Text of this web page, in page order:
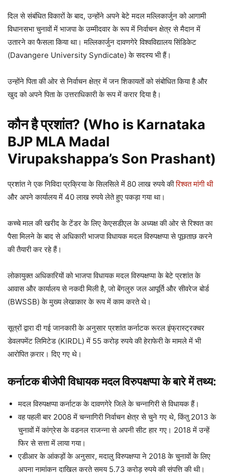
दिल से संबंधित विकारों के बाद, उन्होंने अपने बेटे मदल मल्लिकार्जुन को आगामी
विधानसभा चुनावों में भाजपा के उम्मीदवार के रूप में निर्वाचन क्षेत्र से मैदान में
उतारने का फैसला किया था। मल्लिकार्जुन दावणगेरे विश्वविद्यालय सिंडिकेट
(Davangere University Syndicate) के सदस्य भी हैं।
उन्होंने पिता की ओर से निर्वाचन क्षेत्र में जन शिकायतों को संबोधित किया है और
खुद को अपने पिता के उत्तराधिकारी के रूप में करार दिया है।
कौन है प्रशांत? (Who is Karnataka
BJP MLA Madal
Virupakshappa’s Son Prashant)
प्रशांत ने एक निविदा प्रक्रिया के सिलसिले में 80 लाख रुपये कीरिश्वत मांगी थी
और अपने कार्यालय में 40 लाख रुपये लेते हुए पकड़ा गया था।
कच्चे माल की खरीद के टेंडर के लिए केएसडीएल के अध्यक्ष की ओर से रिश्वत का
पैसा मिलने के बाद से अधिकारी भाजपा विधायक मदल विरुपक्षप्पा से पूछताछ करने
की तैयारी कर रहे हैं।
लोकायुक्त अधिकारियों को भाजपा विधायक मदल विरुपक्षप्पा के बेटे प्रशांत के
आवास और कार्यालय से नकदी मिली है, जो बेंगलुरु जल आपूर्ति और सीवरेज बोर्ड
(BWSSB) के मुख्य लेखाकार के रूप में काम करते थे।
सूत्रों द्वारा दी गई जानकारी के अनुसार प्रशांत कर्नाटक रूरल इंफ्रास्ट्रक्चर
डेवलपमेंट लिमिटेड (KIRDL) में 55 करोड़ रुपये की हेराफेरी के मामले में भी
आरोपित क़रार। दिए गए थे।
कर्नाटक बीजेपी विधायक मदल विरुपक्षप्पा के बारे में तथ्य:
मदल विरुपक्षप्पा कर्नाटक के दावणगेरे जिले के चन्नागिरी से विधायक हैं।
वह पहली बार 2008 में चन्नागिरी निर्वाचन क्षेत्र से चुने गए थे, किंतु 2013 के
चुनावों में कांग्रेस के वडनल राजन्ना से अपनी सीट हार गए। 2018 में उन्हें
फिर से सत्ता में लाया गया।
एडीआर के आंकड़ों के अनुसार, मदालु विरुपक्षप्पा ने 2018 के चुनावों के लिए
अपना नामांकन दाखिल करते समय 5.73 करोड़ रुपये की संपत्ति की थी।